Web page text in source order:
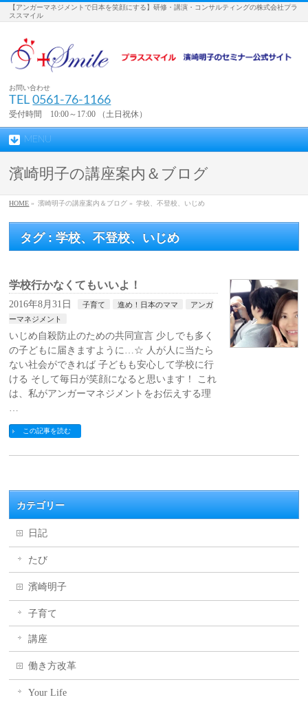
【アンガーマネジメントで日本を笑顔にする】研修・講演・コンサルティングの株式会社プラ
ススマイル
お問い合わせ
TEL0561-76-1166
受付時間 10:00～17:00 （土日祝休）
MENU
濱崎明子の講座案内＆ブログ
HOME » 濱崎明子の講座案内＆ブログ » 学校、不登校、いじめ
タグ : 学校、不登校、いじめ
学校行かなくてもいいよ！
2016年8月31日 子育て 進め！日本のママ
アンガ
ーマネジメント
いじめ自殺防止のための共同宣言 少しでも多く
の子どもに届きますように…☆ 人が人に当たら
ない社会ができれば 子どもも安心して学校に行
ける そして毎日が笑顔になると思います！ これ
は、私がアンガーマネジメントをお伝えする理
…
この記事を読む
カテゴリー
日記
たび
濱崎明子
子育て
講座
働き方改革
Your Life